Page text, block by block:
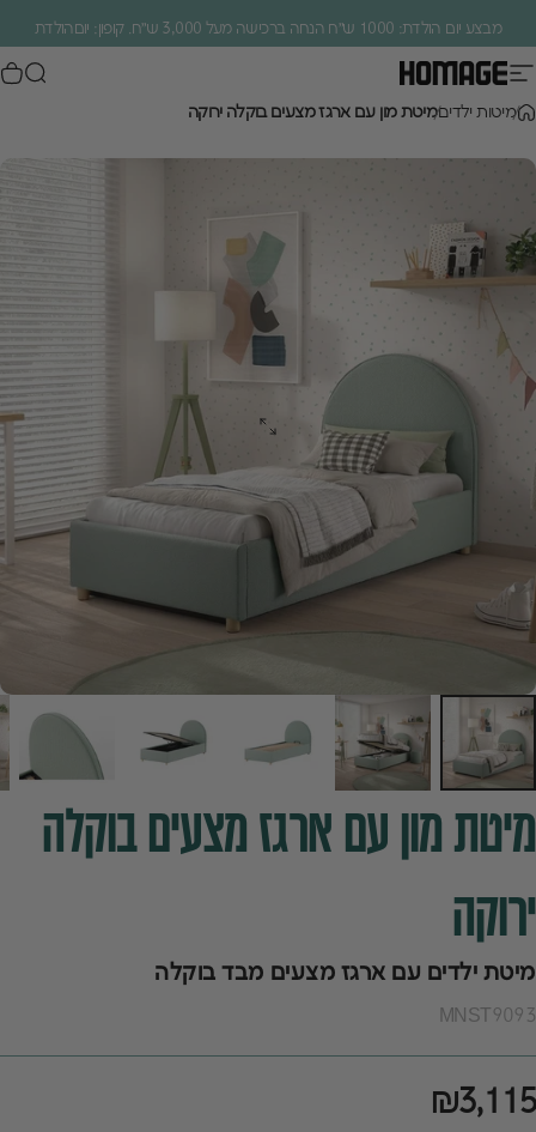
מבצע יום הולדת: 1000 ש״ח הנחה ברכישה מעל 3,000 ש״ח. קופון: יוםהולדת
.
ניווט באתר
Homage Design
מיטות ילדיםמיטת מון עם ארגז מצעים בוקלה ירוקה
מיטת מון עם ארגז מצעים בוקלה
ירוקה
מיטת ילדים עם ארגז מצעים מבד בוקלה
MNST9093
₪3,115